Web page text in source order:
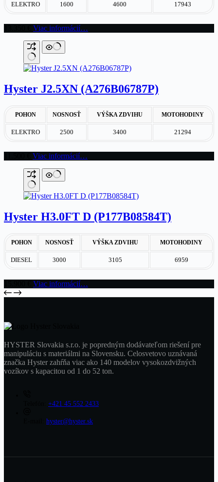
ELEKTRO 1600 4600 17943
Viac informácií…
Hyster J2.5XN (A276B06787P)
POHON NOSNOSŤ VÝŠKA ZDVIHU MOTOHODINY
ELEKTRO 2500 3400 21294
Viac informácií…
Hyster H3.0FT D (P177B08584T)
POHON NOSNOSŤ VÝŠKA ZDVIHU MOTOHODINY
DIESEL 3000 3105 6959
Viac informácií…
HYSTER Slovakia s.r.o. je popredným dodávateľom riešení pre
manipuláciu s materiálmi na Slovensku. Celosvetovo uznávaná
značka Hyster zahŕňa viac ako 140 modelov vysokozdvižných
vozíkov s kapacitou od 1 do 52 ton.
+421 45 552 2433
hyster@hyster.sk